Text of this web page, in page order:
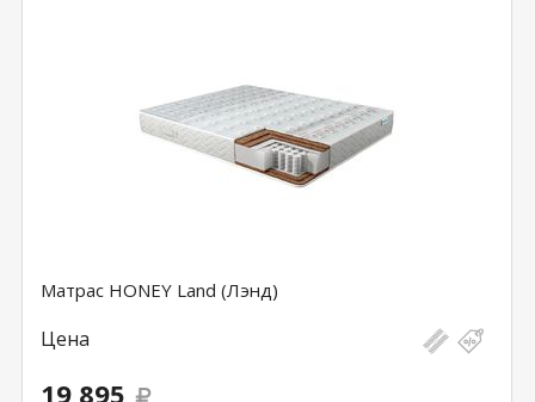
Матрас HONEY Land (Лэнд)
Цена
19 895